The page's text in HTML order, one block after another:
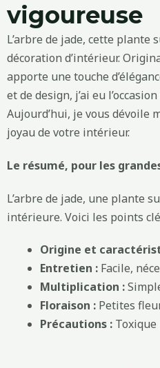
vigoureuse
L’arbre de jade, cette
décoration d’intérieur.
apporte une touche
et de design, j’ai eu
Aujourd’hui, je vous dévoile
joyau de votre intérieur.
Le résumé, pour les
L’arbre de jade, une plante
intérieure. Voici les points
Origine et
Entretien : Facile,
Multiplication :
Floraison : Petites
Précautions : Toxique